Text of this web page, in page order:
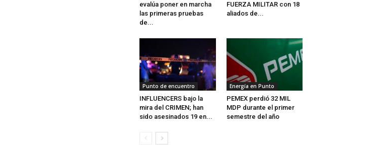
evalúa poner en marcha
las primeras pruebas
de...
FUERZA MILITAR con 18
aliados de...
Punto de encuentro
INFLUENCERS bajo la
mira del CRIMEN; han
sido asesinados 19 en...
Energía en Punto
PEMEX perdió 32 MIL
MDP durante el primer
semestre del año